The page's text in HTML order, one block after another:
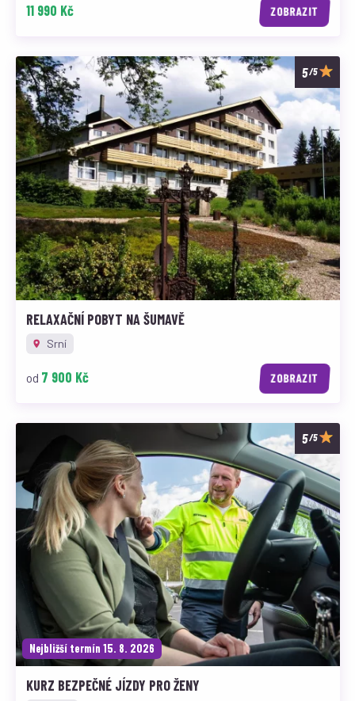
11 990 Kč ZOBRAZIT
/5
RELAXAČNÍ POBYT NA ŠUMAVĚ
Srní
od 7 900 Kč ZOBRAZIT
/5
Nejbližší termín 15. 8. 2026
KURZ BEZPEČNÉ JÍZDY PRO ŽENY